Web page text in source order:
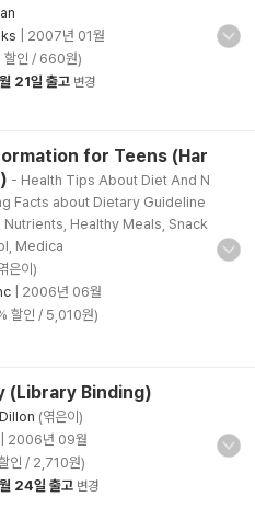
2007년 01월
할인 / 660원)
21일 출고 변경
for Teens (Har
- Health Tips About Diet And N
Facts about Dietary Guideline
Nutrients, Healthy Meals, Snack
Medica
은이)
2006년 06월
할인 / 5,010원)
(Library Binding)
(엮은이)
2006년 09월
인 / 2,710원)
24일 출고 변경